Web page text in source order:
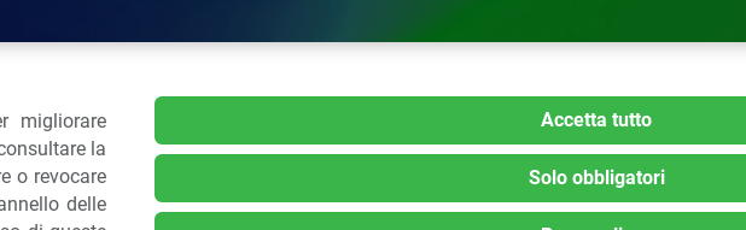
Plastiche
migliorare
la
o revocare
delle
Accetta tutto
Solo obbligatori